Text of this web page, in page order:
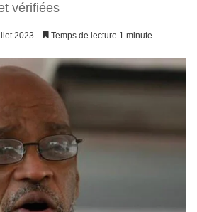
vérifiées
2023 Temps de lecture 1 minute